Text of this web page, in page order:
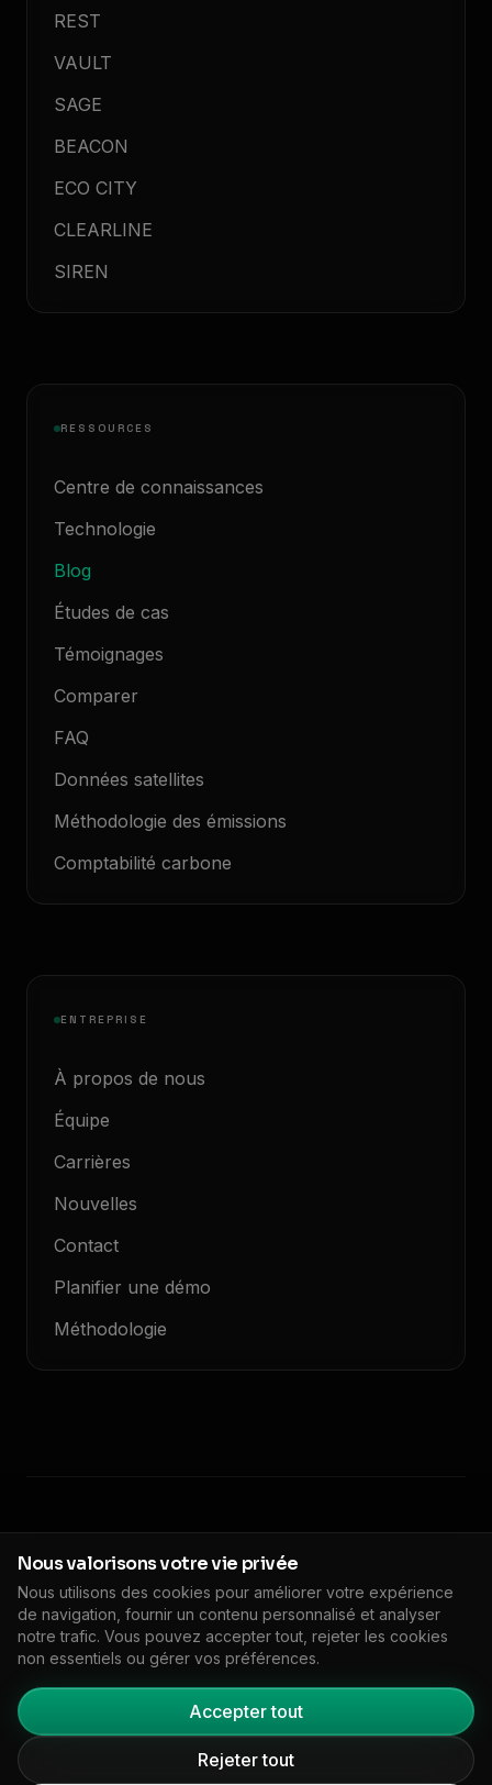
REST
VAULT
SAGE
BEACON
ECO CITY
CLEARLINE
SIREN
RESSOURCES
Centre de connaissances
Technologie
Blog
Études de cas
Témoignages
Comparer
FAQ
Données satellites
Méthodologie des émissions
Comptabilité carbone
ENTREPRISE
À propos de nous
Équipe
Carrières
Nouvelles
Contact
Planifier une démo
Méthodologie
Conditions de service
Politique de cookiesDPAImpressum
Paramètres des cookies
🇫🇷FR
Nous valorisons votre vie privée
Nous utilisons des cookies pour améliorer votre expérience
de navigation, fournir un contenu personnalisé et analyser
notre trafic. Vous pouvez accepter tout, rejeter les cookies
non essentiels ou gérer vos préférences.
Accepter tout
Rejeter tout